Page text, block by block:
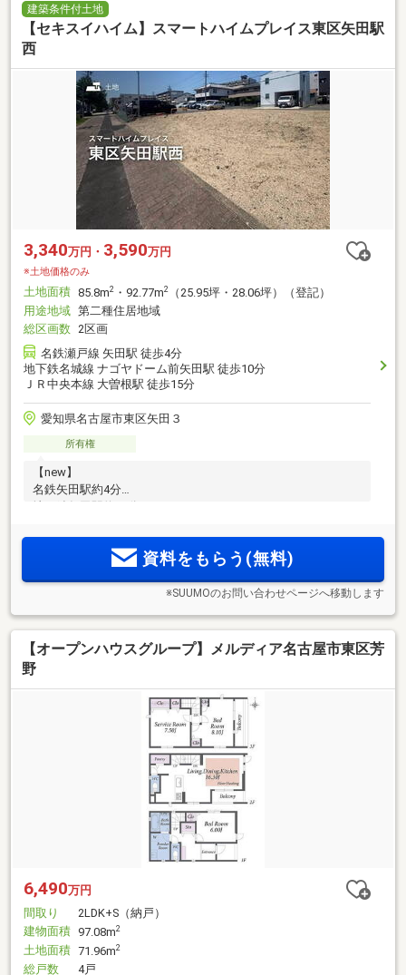
建築条件付土地
【セキスイハイム】スマートハイムプレイス東区矢田駅
西
3,340万円・ 3,590万円
※土地価格のみ
土地面積 85.8m2 ・92.77m2
（25.95坪・28.06坪）（登記）
用途地域 第二種住居地域
総区画数 2区画
名鉄瀬戸線 矢田駅 徒歩4分
地下鉄名城線 ナゴヤドーム前矢田駅 徒歩10分
ＪＲ中央本線 大曽根駅 徒歩15分
愛知県名古屋市東区矢田３
所有権
【new】
名鉄矢田駅約4分
資料をもらう(無料)
※SUUMOのお問い合わせページへ移動します
【オープンハウスグループ】メルディア名古屋市東区芳
野
6,490万円
間取り
2LDK+S（納戸）
建物面積 97.08m2
土地面積 71.96m2
総戸数 4戸